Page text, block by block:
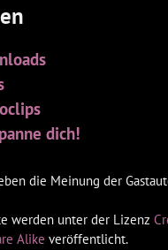
dich!
die Meinung der
werden unter der Lizenz
Alike veröffentlicht.